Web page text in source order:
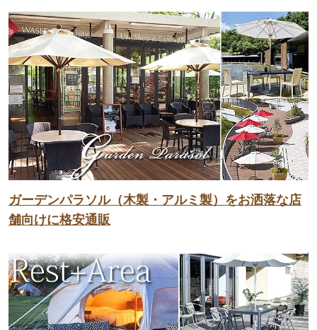
ガーデンパラソル（木製・アルミ製）をお洒落な店
舗向けに格安通販